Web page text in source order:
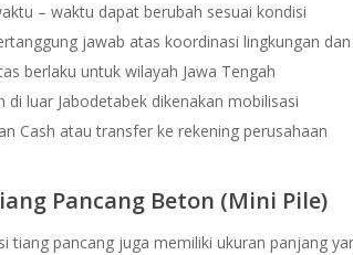
– waktu dapat berubah sesuai kondisi
jawab atas koordinasi lingkungan
berlaku untuk wilayah Jawa Tengah
di luar Jabodetabek dikenakan mobilisasi
Cash atau transfer ke rekening perusahaan
Pancang Beton (Mini Pile)
tiang pancang juga memiliki ukuran panjang